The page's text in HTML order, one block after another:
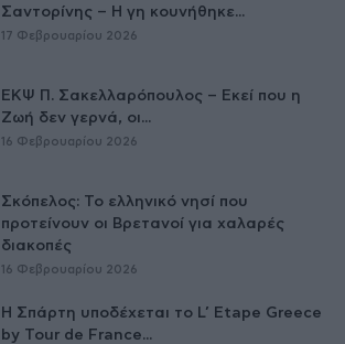
Σαντορίνης – Η γη κουνήθηκε...
17 Φεβρουαρίου 2026
ΕΚΨ Π. Σακελλαρόπουλος – Εκεί που η
Ζωή δεν γερνά, οι...
16 Φεβρουαρίου 2026
Σκόπελος: Το ελληνικό νησί που
προτείνουν οι Βρετανοί για χαλαρές
διακοπές
16 Φεβρουαρίου 2026
Η Σπάρτη υποδέχεται το L’ Etape Greece
by Tour de France...